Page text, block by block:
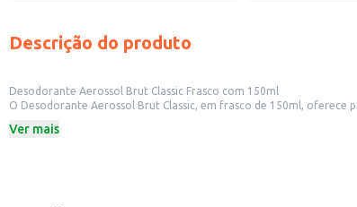
Descrição do produto
Desodorante Aerossol Brut Classic Frasco com 150ml
O Desodorante Aerossol Brut Classic, em frasco de 150ml,
Frasco com 150ml
Ver mais